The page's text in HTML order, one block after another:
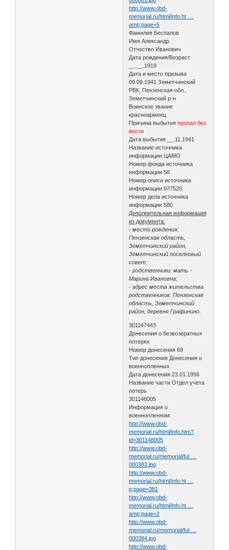
http://www.obd-
memorial.ru/html/info.ht …
amp;page=5
Фамилия Беспалов
Имя Александр
Отчество Иванович
Дата рождения/Возраст
__.__.1919
Дата и место призыва
09.09.1941 Земетчинский
РВК, Пензенская обл.,
Земетчинский р-н
Воинское звание
красноармеец
Причина выбытияпропал без
вести
Дата выбытия __.11.1941
Название источника
информации ЦАМО
Номер фонда источника
информации 58
Номер описи источника
информации 977520
Номер дела источника
информации 580
Дополнительная информация
из документа:
- место рождения:
Пензенская область,
Земетчинский район,
Земетчинский поселковый
совет;
- родственники: мать -
Марина Ивановна;
- адрес места жительства
родственников: Пензенская
область, Земетчинский
район, деревня Графинино.
301147443
Донесения о безвозвратных
потерях
Номер донесения 69
Тип донесения Донесения о
военнопленных
Дата донесения 23.01.1956
Название части Отдел учета
потерь
301148005
Информация о
военнопленном:
http://www.obd-
memorial.ru/html/info.htm?
id=301148005
http://www.obd-
memorial.ru/memorial/ful …
000383.jpg
http://www.obd-
memorial.ru/html/info.ht …
p;page=381
http://www.obd-
memorial.ru/html/info.ht …
amp;page=2
http://www.obd-
memorial.ru/memorial/ful …
000384.jpg
http://www.obd-